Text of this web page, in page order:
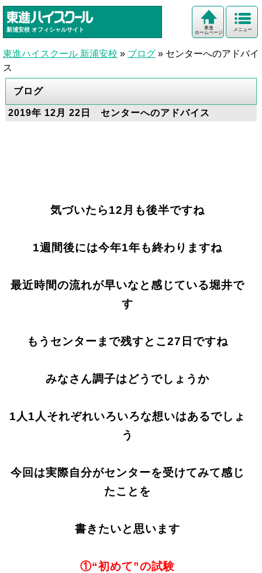
新浦安校 オフィシャルサイト メニュー
東進
ホームページ
東進ハイスクール 新浦安校 » ブログ » センターへのアドバイ
ス
ブログ
2019年 12月 22日 センターへのアドバイス
気づいたら12月も後半ですね
1週間後には今年1年も終わりますね
最近時間の流れが早いなと感じている堀井で
す
もうセンターまで残すとこ27日ですね
みなさん調子はどうでしょうか
1人1人それぞれいろいろな想いはあるでしょ
う
今回は実際自分がセンターを受けてみて感じ
たことを
書きたいと思います
①“初めて”の試験